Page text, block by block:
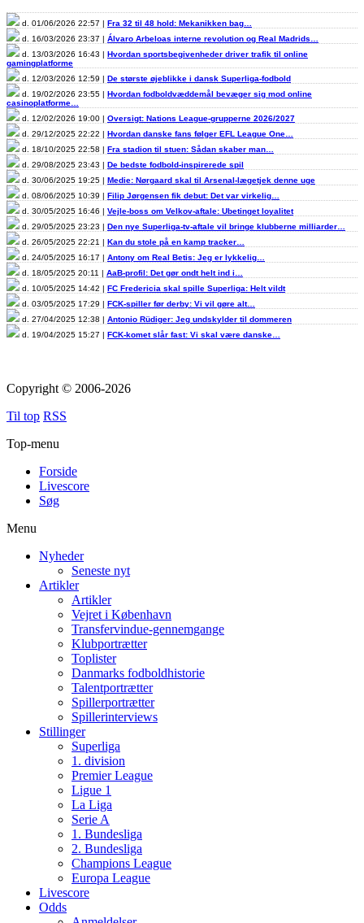
d. 01/06/2026 22:57 | Fra 32 til 48 hold: Mekanikken bag…
d. 16/03/2026 23:37 | Álvaro Arbeloas interne revolution og Real Madrids…
d. 13/03/2026 16:43 | Hvordan sportsbegivenheder driver trafik til online
gamingplatforme
d. 12/03/2026 12:59 | De største øjeblikke i dansk Superliga-fodbold
d. 19/02/2026 23:55 | Hvordan fodboldvæddemål bevæger sig mod online
casinoplatforme…
d. 12/02/2026 19:00 | Oversigt: Nations League-grupperne 2026/2027
d. 29/12/2025 22:22 | Hvordan danske fans følger EFL League One…
d. 18/10/2025 22:58 | Fra stadion til stuen: Sådan skaber man…
d. 29/08/2025 23:43 | De bedste fodbold-inspirerede spil
d. 30/06/2025 19:25 | Medie: Nørgaard skal til Arsenal-lægetjek denne uge
d. 08/06/2025 10:39 | Filip Jørgensen fik debut: Det var virkelig…
d. 30/05/2025 16:46 | Vejle-boss om Velkov-aftale: Ubetinget loyalitet
d. 29/05/2025 23:23 | Den nye Superliga-tv-aftale vil bringe klubberne milliarder…
d. 26/05/2025 22:21 | Kan du stole på en kamp tracker…
d. 24/05/2025 16:17 | Antony om Real Betis: Jeg er lykkelig…
d. 18/05/2025 20:11 | AaB-profil: Det gør ondt helt ind i…
d. 10/05/2025 14:42 | FC Fredericia skal spille Superliga: Helt vildt
d. 03/05/2025 17:29 | FCK-spiller før derby: Vi vil gøre alt…
d. 27/04/2025 12:38 | Antonio Rüdiger: Jeg undskylder til dommeren
d. 19/04/2025 15:27 | FCK-komet slår fast: Vi skal være danske…
Copyright © 2006-2026
Til top RSS
Top-menu
Forside
Livescore
Søg
Menu
Nyheder
Seneste nyt
Artikler
Artikler
Vejret i København
Transfervindue-gennemgange
Klubportrætter
Toplister
Danmarks fodboldhistorie
Talentportrætter
Spillerportrætter
Spillerinterviews
Stillinger
Superliga
1. division
Premier League
Ligue 1
La Liga
Serie A
1. Bundesliga
2. Bundesliga
Champions League
Europa League
Livescore
Odds